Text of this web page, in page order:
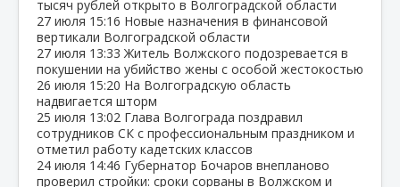
тысяч рублей открыто в Волгоградской области
27 июля 15:16 Новые назначения в финансовой
вертикали Волгоградской области
27 июля 13:33 Житель Волжского подозревается в
покушении на убийство жены с особой жестокостью
26 июля 15:20 На Волгоградскую область
надвигается шторм
25 июля 13:02 Глава Волгограда поздравил
сотрудников СК с профессиональным праздником и
отметил работу кадетских классов
24 июля 14:46 Губернатор Бочаров внепланово
проверил стройки: сроки сорваны в Волжском и